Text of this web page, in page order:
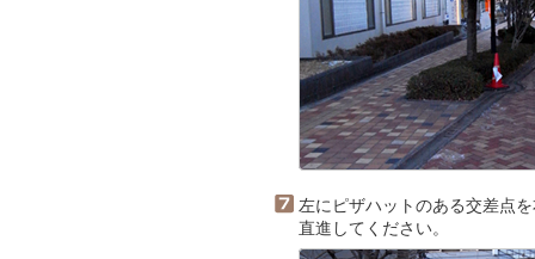
左にピザハットのある交差点
直進してください。